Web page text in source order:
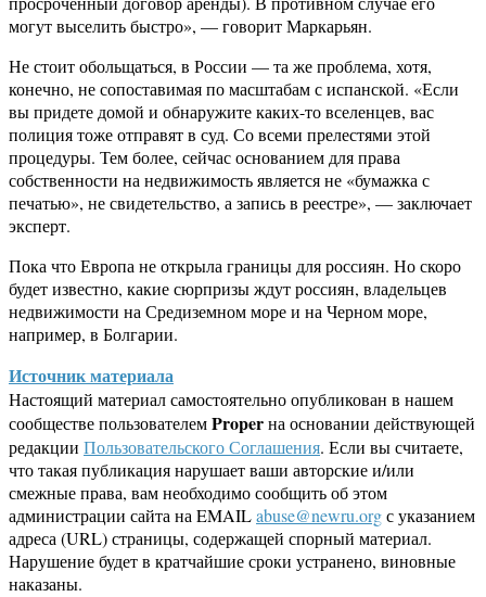
могут выселить быстро», — говорит Маркарьян.
Не стоит обольщаться, в России — та же проблема, хотя,
конечно, не сопоставимая по масштабам с испанской. «Если
вы придете домой и обнаружите каких-то вселенцев, вас
полиция тоже отправят в суд. Со всеми прелестями этой
процедуры. Тем более, сейчас основанием для права
собственности на недвижимость является не «бумажка с
печатью», не свидетельство, а запись в реестре», — заключает
эксперт.
Пока что Европа не открыла границы для россиян. Но скоро
будет известно, какие сюрпризы ждут россиян, владельцев
недвижимости на Средиземном море и на Черном море,
например, в Болгарии.
Источник материала
Настоящий материал самостоятельно опубликован в нашем
сообществе пользователемProperна основании действующей
редакции Пользовательского Соглашения. Если вы считаете,
что такая публикация нарушает ваши авторские и/или
смежные права, вам необходимо сообщить об этом
администрации сайта на EMAILabuse@newru.orgс указанием
адреса (URL) страницы, содержащей спорный материал.
Нарушение будет в кратчайшие сроки устранено, виновные
наказаны.